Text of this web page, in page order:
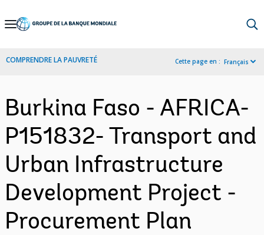
Skip
Navigation
COMPRENDRE LA PAUVRETÉ Cette page en : Français
Burkina Faso - AFRICA-
P151832- Transport and
Urban Infrastructure
Development Project -
Procurement Plan